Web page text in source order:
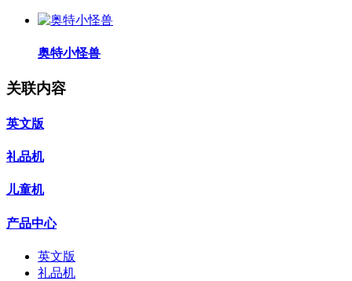
奥特小怪兽
关联内容
英文版
礼品机
儿童机
产品中心
英文版
礼品机